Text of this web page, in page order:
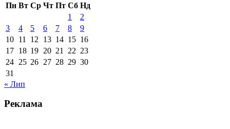
Пн Вт Ср Чт Пт Сб Нд
1
2
3
4 5 6 7 8
9
10 11 12 13 14 15 16
17 18 19 20 21 22 23
24 25 26 27 28 29 30
31
« Лип
Реклама